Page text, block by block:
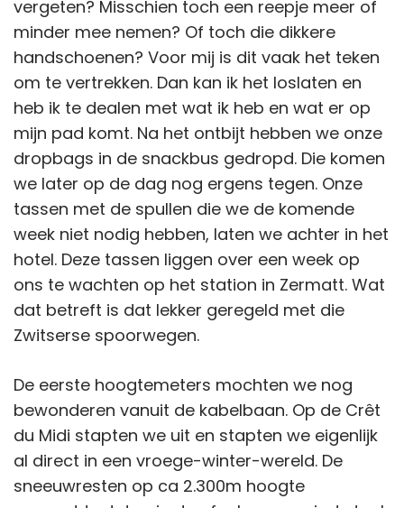
vergeten? Misschien toch een reepje meer of
minder mee nemen? Of toch die dikkere
handschoenen? Voor mij is dit vaak het teken
om te vertrekken. Dan kan ik het loslaten en
heb ik te dealen met wat ik heb en wat er op
mijn pad komt. Na het ontbijt hebben we onze
dropbags in de snackbus gedropd. Die komen
we later op de dag nog ergens tegen. Onze
tassen met de spullen die we de komende
week niet nodig hebben, laten we achter in het
hotel. Deze tassen liggen over een week op
ons te wachten op het station in Zermatt. Wat
dat betreft is dat lekker geregeld met die
Zwitserse spoorwegen.
De eerste hoogtemeters mochten we nog
bewonderen vanuit de kabelbaan. Op de Crêt
du Midi stapten we uit en stapten we eigenlijk
al direct in een vroege-winter-wereld. De
sneeuwresten op ca 2.300m hoogte